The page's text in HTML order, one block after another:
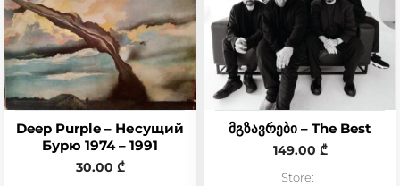
f
5
o
f
5
Deep Purple – Несущий
Бурю 1974 – 1991
30.00 ₾
მგზავრები – The Best
149.00 ₾
Store: